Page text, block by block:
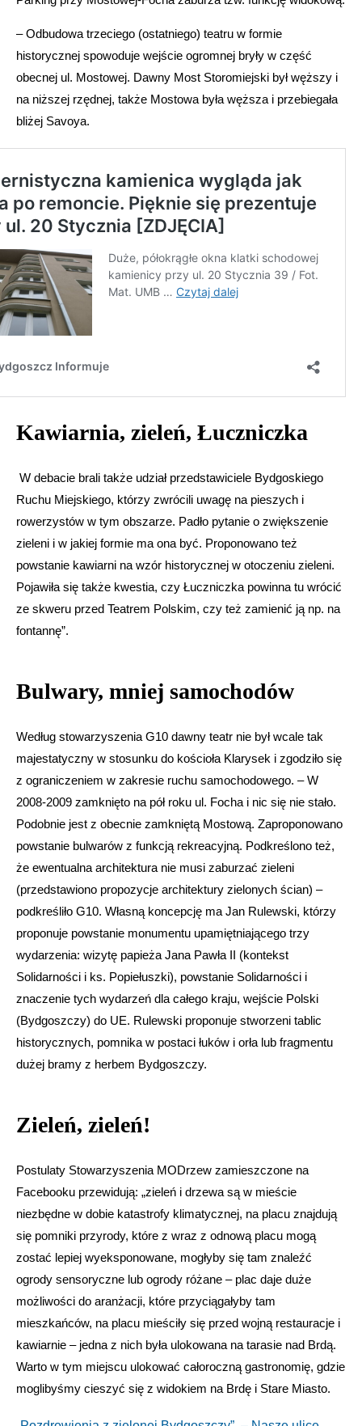
– Odbudowa trzeciego (ostatniego) teatru w formie
historycznej spowoduje wejście ogromnej bryły w część
obecnej ul. Mostowej. Dawny Most Storomiejski był węższy i
na niższej rzędnej, także Mostowa była węższa i przebiegała
bliżej Savoya.
Kawiarnia, zieleń, Łuczniczka
W debacie brali także udział przedstawiciele Bydgoskiego
Ruchu Miejskiego, którzy zwrócili uwagę na pieszych i
rowerzystów w tym obszarze. Padło pytanie o zwiększenie
zieleni i w jakiej formie ma ona być. Proponowano też
powstanie kawiarni na wzór historycznej w otoczeniu zieleni.
Pojawiła się także kwestia, czy Łuczniczka powinna tu wrócić
ze skweru przed Teatrem Polskim, czy też zamienić ją np. na
fontannę”.
Bulwary, mniej samochodów
Według stowarzyszenia G10 dawny teatr nie był wcale tak
majestatyczny w stosunku do kościoła Klarysek i zgodziło się
z ograniczeniem w zakresie ruchu samochodowego. – W
2008-2009 zamknięto na pół roku ul. Focha i nic się nie stało.
Podobnie jest z obecnie zamkniętą Mostową. Zaproponowano
powstanie bulwarów z funkcją rekreacyjną. Podkreślono też,
że ewentualna architektura nie musi zaburzać zieleni
(przedstawiono propozycje architektury zielonych ścian) –
podkreśliło G10. Własną koncepcję ma Jan Rulewski, którzy
proponuje powstanie monumentu upamiętniającego trzy
wydarzenia: wizytę papieża Jana Pawła II (kontekst
Solidarności i ks. Popiełuszki), powstanie Solidarności i
znaczenie tych wydarzeń dla całego kraju, wejście Polski
(Bydgoszczy) do UE. Rulewski proponuje stworzeni tablic
historycznych, pomnika w postaci łuków i orła lub fragmentu
dużej bramy z herbem Bydgoszczy.
Zieleń, zieleń!
Postulaty Stowarzyszenia MODrzew zamieszczone na
Facebooku przewidują: „zieleń i drzewa są w mieście
niezbędne w dobie katastrofy klimatycznej, na placu znajdują
się pomniki przyrody, które z wraz z odnową placu mogą
zostać lepiej wyeksponowane, mogłyby się tam znaleźć
ogrody sensoryczne lub ogrody różane – plac daje duże
możliwości do aranżacji, które przyciągałyby tam
mieszkańców, na placu mieściły się przed wojną restauracje i
kawiarnie – jedna z nich była ulokowana na tarasie nad Brdą.
Warto w tym miejscu ulokować całoroczną gastronomię, gdzie
moglibyśmy cieszyć się z widokiem na Brdę i Stare Miasto.